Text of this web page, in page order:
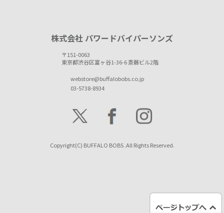
株式会社 パワードバイパーソンズ
〒151-0063
東京都渋谷区富ヶ谷1-36-6 斎藤ビル2階
webstore@buffalobobs.co.jp
03-5738-8934
Copyright(C) BUFFALO BOBS .All Rights Reserved.